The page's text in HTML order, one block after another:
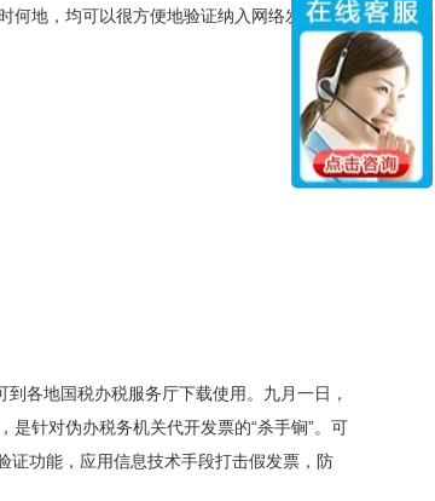
何地，均可以很方便地验证纳入网络发票系
各地国税办税服务厅下载使用。九月一日，
针对伪办税务机关代开发票的“杀手锏”。可
证功能，应用信息技术手段打击假发票，防